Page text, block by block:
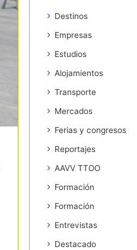
Destinos
Empresas
Estudios
Alojamientos
Transporte
Mercados
Ferias y congresos
Reportajes
AAVV TTOO
Formación
Formación
Entrevistas
Destacado